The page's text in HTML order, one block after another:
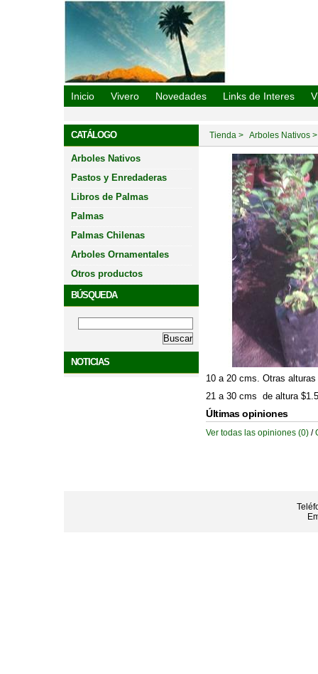
Vivero Oasis De La Campana
Inicio Vivero Novedades Links de Interes
CATÁLOGO
Arboles Nativos
Pastos y Enredaderas
Libros de Palmas
Palmas
Palmas Chilenas
Arboles Ornamentales
Otros productos
BÚSQUEDA
NOTICIAS
Tienda Arboles Nativos
10 a 20 cms. Otras
21 a 30 cms de altura
Últimas opiniones
Ver todas las opiniones (0) /